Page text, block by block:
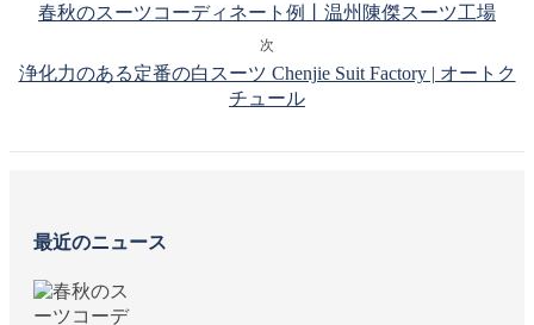
春秋のスーツコーディネート例丨温州陳傑スーツ工場
次
浄化力のある定番の白スーツ Chenjie Suit Factory | オートク
チュール
最近のニュース